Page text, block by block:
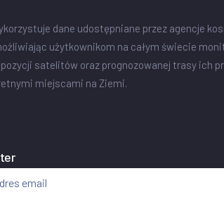
dane udostępniane przez agencje
użytkownikom na całym świecie
satelitów oraz prognozowanej trasy ich
miejscami na Ziemi.